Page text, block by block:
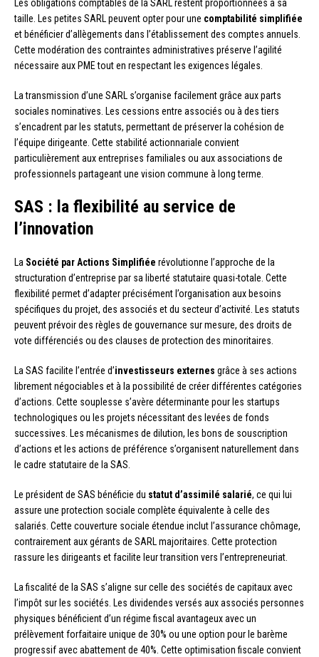
Les obligations comptables de la SARL restent proportionnées à sa
taille. Les petites SARL peuvent opter pour une comptabilité simplifiée
et bénéficier d’allègements dans l’établissement des comptes annuels.
Cette modération des contraintes administratives préserve l’agilité
nécessaire aux PME tout en respectant les exigences légales.
La transmission d’une SARL s’organise facilement grâce aux parts
sociales nominatives. Les cessions entre associés ou à des tiers
s’encadrent par les statuts, permettant de préserver la cohésion de
l’équipe dirigeante. Cette stabilité actionnariale convient
particulièrement aux entreprises familiales ou aux associations de
professionnels partageant une vision commune à long terme.
SAS : la flexibilité au service de
l’innovation
La Société par Actions Simplifiée révolutionne l’approche de la
structuration d’entreprise par sa liberté statutaire quasi-totale. Cette
flexibilité permet d’adapter précisément l’organisation aux besoins
spécifiques du projet, des associés et du secteur d’activité. Les statuts
peuvent prévoir des règles de gouvernance sur mesure, des droits de
vote différenciés ou des clauses de protection des minoritaires.
La SAS facilite l’entrée d’investisseurs externes grâce à ses actions
librement négociables et à la possibilité de créer différentes catégories
d’actions. Cette souplesse s’avère déterminante pour les startups
technologiques ou les projets nécessitant des levées de fonds
successives. Les mécanismes de dilution, les bons de souscription
d’actions et les actions de préférence s’organisent naturellement dans
le cadre statutaire de la SAS.
Le président de SAS bénéficie du statut d’assimilé salarié, ce qui lui
assure une protection sociale complète équivalente à celle des
salariés. Cette couverture sociale étendue inclut l’assurance chômage,
contrairement aux gérants de SARL majoritaires. Cette protection
rassure les dirigeants et facilite leur transition vers l’entrepreneuriat.
La fiscalité de la SAS s’aligne sur celle des sociétés de capitaux avec
l’impôt sur les sociétés. Les dividendes versés aux associés personnes
physiques bénéficient d’un régime fiscal avantageux avec un
prélèvement forfaitaire unique de 30% ou une option pour le barème
progressif avec abattement de 40%. Cette optimisation fiscale convient